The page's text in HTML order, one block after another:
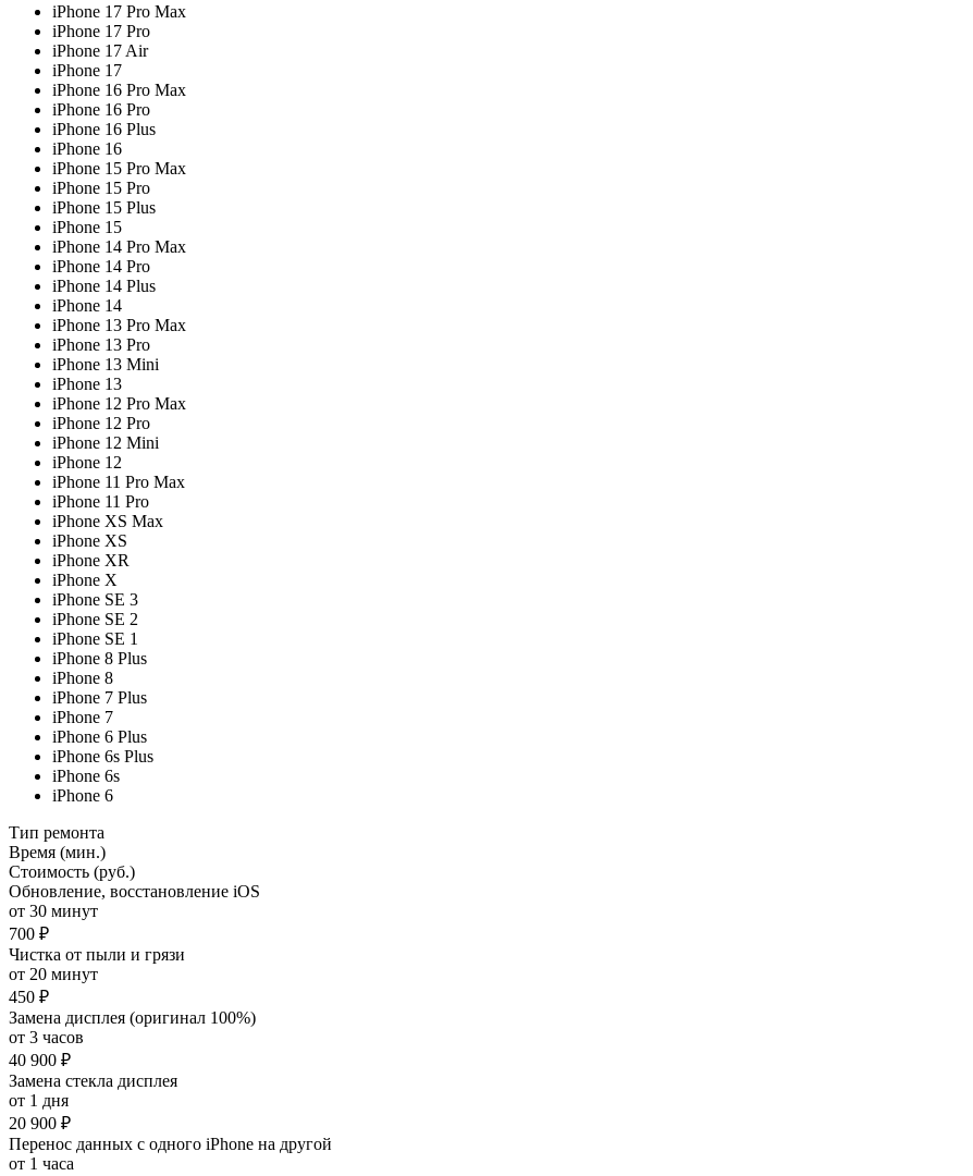
iPhone 17 Pro Max
iPhone 17 Pro
iPhone 17 Air
iPhone 17
iPhone 16 Pro Max
iPhone 16 Pro
iPhone 16 Plus
iPhone 16
iPhone 15 Pro Max
iPhone 15 Pro
iPhone 15 Plus
iPhone 15
iPhone 14 Pro Max
iPhone 14 Pro
iPhone 14 Plus
iPhone 14
iPhone 13 Pro Max
iPhone 13 Pro
iPhone 13 Mini
iPhone 13
iPhone 12 Pro Max
iPhone 12 Pro
iPhone 12 Mini
iPhone 12
iPhone 11 Pro Max
iPhone 11 Pro
iPhone XS Max
iPhone XS
iPhone XR
iPhone X
iPhone SE 3
iPhone SE 2
iPhone SE 1
iPhone 8 Plus
iPhone 8
iPhone 7 Plus
iPhone 7
iPhone 6 Plus
iPhone 6s Plus
iPhone 6s
iPhone 6
Тип ремонта
Время (мин.)
Стоимость (руб.)
Обновление, восстановление iOS
от 30 минут
700 ₽
Чистка от пыли и грязи
от 20 минут
450 ₽
Замена дисплея (оригинал 100%)
от 3 часов
40 900 ₽
Замена стекла дисплея
от 1 дня
20 900 ₽
Перенос данных с одного iPhone на другой
от 1 часа